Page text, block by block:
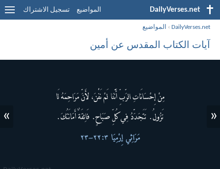
DailyVerses.net المواضيع تسجيل الاشتراك
DailyVerses.net
› المواضيع
آيات الكتاب المقدس عن أمين
«
»